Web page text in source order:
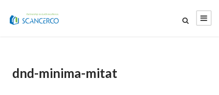
dnd-minima-mitat